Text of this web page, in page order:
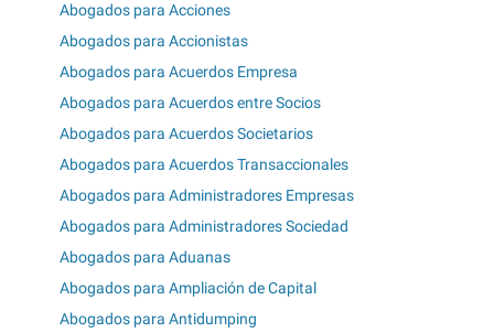
Abogados para Acciones
Abogados para Accionistas
Abogados para Acuerdos Empresa
Abogados para Acuerdos entre Socios
Abogados para Acuerdos Societarios
Abogados para Acuerdos Transaccionales
Abogados para Administradores Empresas
Abogados para Administradores Sociedad
Abogados para Aduanas
Abogados para Ampliación de Capital
Abogados para Antidumping